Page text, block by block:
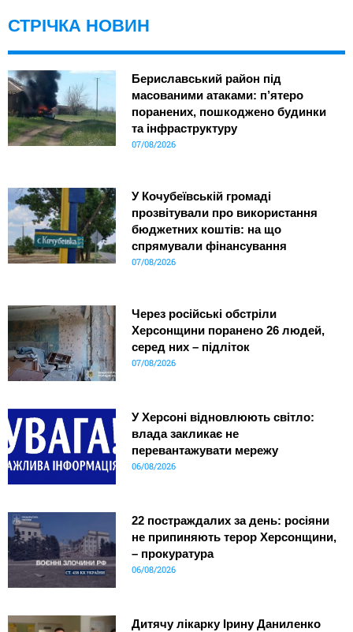
СТРІЧКА НОВИН
Бериславський район під
масованими атаками: п’ятеро
поранених, пошкоджено будинки
та інфраструктуру
07/08/2026
У Кочубеївській громаді
прозвітували про використання
бюджетних коштів: на що
спрямували фінансування
07/08/2026
Через російські обстріли
Херсонщини поранено 26 людей,
серед них – підліток
07/08/2026
У Херсоні відновлюють світло:
влада закликає не
перевантажувати мережу
06/08/2026
22 постраждалих за день: росіяни
не припиняють терор Херсонщини,
– прокуратура
06/08/2026
Дитячу лікарку Ірину Даниленко